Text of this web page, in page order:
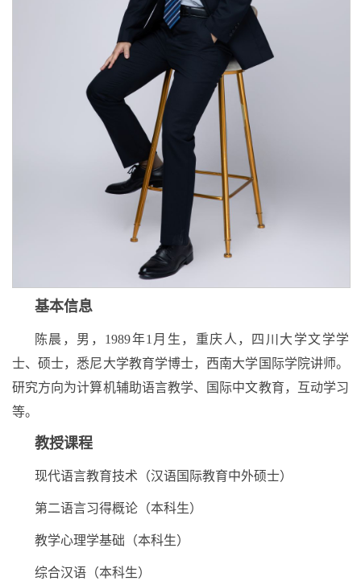
基本信息
陈晨，男，1989年1月生，重庆人，四川大学文学学
士、硕士，悉尼大学教育学博士，西南大学国际学院讲师。
研究方向为计算机辅助语言教学、国际中文教育，互动学习
等。
教授课程
现代语言教育技术（汉语国际教育中外硕士）
第二语言习得概论（本科生）
教学心理学基础（本科生）
综合汉语（本科生）